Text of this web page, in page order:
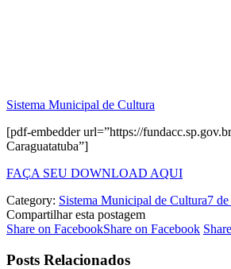
Sistema Municipal de Cultura
[pdf-embedder url=”https://
Caraguatatuba”]
FAÇA SEU DOWNLOAD AQUI
Category: Sistema Municipal de Cultura7
Compartilhar esta postagem
Share on FacebookShare on Facebook
Posts Relacionados